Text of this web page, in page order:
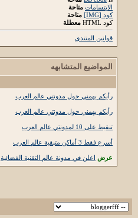
الابتسامات متاحة
كود [IMG]
متاحة
كود HTML
معطلة
قوانين المنتدى
المواضيع المتشابهه
رأيكم يهمني حول مدونتي عالم العرب
رأيكم يهمني حول مدونتي عالم العرب
تنقيط على 10 لمدونتي عالم العرب
أسرع فقط 3 أماكن متبقية عالم العرب
عرض اعلن في مدونة عالم التقنية الفضائية